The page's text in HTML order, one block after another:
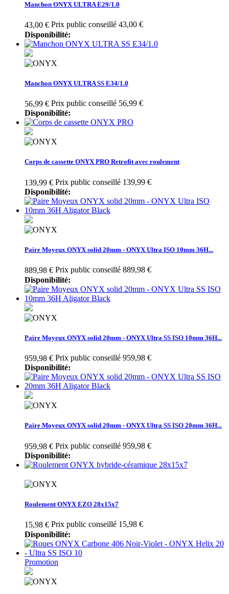
Manchon ONYX ULTRA E29/1.0
43,00 € Prix public conseillé 43,00 €
Disponibilité:
Manchon ONYX ULTRA SS E34/1.0
56,99 € Prix public conseillé 56,99 €
Disponibilité:
Corps de cassette ONYX PRO Retrofit avec roulement
139,99 € Prix public conseillé 139,99 €
Disponibilité:
Paire Moyeux ONYX solid 20mm - ONYX Ultra ISO 10mm 36H...
889,98 € Prix public conseillé 889,98 €
Disponibilité:
Paire Moyeux ONYX solid 20mm - ONYX Ultra SS ISO 10mm 36H...
959,98 € Prix public conseillé 959,98 €
Disponibilité:
Paire Moyeux ONYX solid 20mm - ONYX Ultra SS ISO 20mm 36H...
959,98 € Prix public conseillé 959,98 €
Disponibilité:
Roulement ONYX EZO 28x15x7
15,98 € Prix public conseillé 15,98 €
Disponibilité:
Promotion